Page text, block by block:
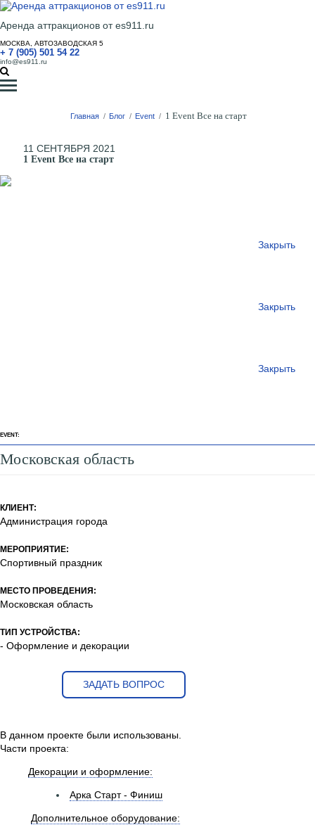
Аренда аттракционов от es911.ru
МОСКВА, АВТОЗАВОДСКАЯ 5
+ 7 (905) 501 54 22
info@es911.ru
Главная / Блог / Event / 1 Event Все на старт
11 СЕНТЯБРЯ 2021
1 Event Все на старт
Закрыть
Закрыть
Закрыть
EVENT:
Московская область
КЛИЕНТ:
Администрация города
МЕРОПРИЯТИЕ:
Спортивный праздник
МЕСТО ПРОВЕДЕНИЯ:
Московская область
ТИП УСТРОЙСТВА:
- Оформление и декорации
ЗАДАТЬ ВОПРОС
В данном проекте были использованы.
Части проекта:
Декорации и оформление:
Арка Старт - Финиш
Дополнительное оборудование: